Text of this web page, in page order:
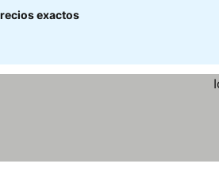
exactos